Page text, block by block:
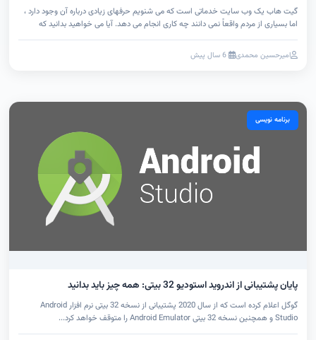
گیت هاب یک وب سایت خدماتی است که می شنویم حرفهای زیادی درباره آن وجود دارد ،
اما بسیاری از مردم واقعاً نمی دانند چه کاری انجام می دهد. آیا می خواهید بدانید که
GitHub چیست؟ پس با ما همراه باشید.
امیرحسین محمدی 6 سال پیش
برنامه نویسی
پایان پشتیبانی از اندروید استودیو 32 بیتی: همه چیز باید بدانید
گوگل اعلام کرده است که از سال 2020 پشتیبانی از نسخه 32 بیتی نرم افزار Android
Studio و همچنین نسخه 32 بیتی Android Emulator را متوقف خواهد کرد...